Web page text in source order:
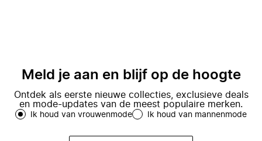
Meld je aan en blijf op de hoogte
Ontdek als eerste nieuwe collecties, exclusieve deals
en mode-updates van de meest populaire merken.
Ik houd van vrouwenmode Ik houd van mannenmode